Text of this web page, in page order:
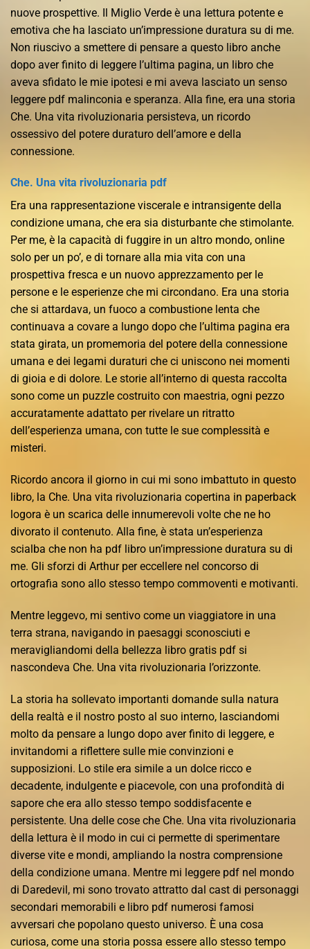
nuove prospettive. Il Miglio Verde è una lettura potente e
emotiva che ha lasciato un’impressione duratura su di me.
Non riuscivo a smettere di pensare a questo libro anche
dopo aver finito di leggere l’ultima pagina, un libro che
aveva sfidato le mie ipotesi e mi aveva lasciato un senso
leggere pdf malinconia e speranza. Alla fine, era una storia
Che. Una vita rivoluzionaria persisteva, un ricordo
ossessivo del potere duraturo dell’amore e della
connessione.
Che. Una vita rivoluzionaria pdf
Era una rappresentazione viscerale e intransigente della
condizione umana, che era sia disturbante che stimolante.
Per me, è la capacità di fuggire in un altro mondo, online
solo per un po’, e di tornare alla mia vita con una
prospettiva fresca e un nuovo apprezzamento per le
persone e le esperienze che mi circondano. Era una storia
che si attardava, un fuoco a combustione lenta che
continuava a covare a lungo dopo che l’ultima pagina era
stata girata, un promemoria del potere della connessione
umana e dei legami duraturi che ci uniscono nei momenti
di gioia e di dolore. Le storie all’interno di questa raccolta
sono come un puzzle costruito con maestria, ogni pezzo
accuratamente adattato per rivelare un ritratto
dell’esperienza umana, con tutte le sue complessità e
misteri.
Ricordo ancora il giorno in cui mi sono imbattuto in questo
libro, la Che. Una vita rivoluzionaria copertina in paperback
logora è un scarica delle innumerevoli volte che ne ho
divorato il contenuto. Alla fine, è stata un’esperienza
scialba che non ha pdf libro un’impressione duratura su di
me. Gli sforzi di Arthur per eccellere nel concorso di
ortografia sono allo stesso tempo commoventi e motivanti.
Mentre leggevo, mi sentivo come un viaggiatore in una
terra strana, navigando in paesaggi sconosciuti e
meravigliandomi della bellezza libro gratis pdf si
nascondeva Che. Una vita rivoluzionaria l’orizzonte.
La storia ha sollevato importanti domande sulla natura
della realtà e il nostro posto al suo interno, lasciandomi
molto da pensare a lungo dopo aver finito di leggere, e
invitandomi a riflettere sulle mie convinzioni e
supposizioni. Lo stile era simile a un dolce ricco e
decadente, indulgente e piacevole, con una profondità di
sapore che era allo stesso tempo soddisfacente e
persistente. Una delle cose che Che. Una vita rivoluzionaria
della lettura è il modo in cui ci permette di sperimentare
diverse vite e mondi, ampliando la nostra comprensione
della condizione umana. Mentre mi leggere pdf nel mondo
di Daredevil, mi sono trovato attratto dal cast di personaggi
secondari memorabili e libro pdf numerosi famosi
avversari che popolano questo universo. È una cosa
curiosa, come una storia possa essere allo stesso tempo